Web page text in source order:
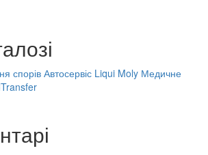
спорів Автосервіс Liqui Moly Медичне